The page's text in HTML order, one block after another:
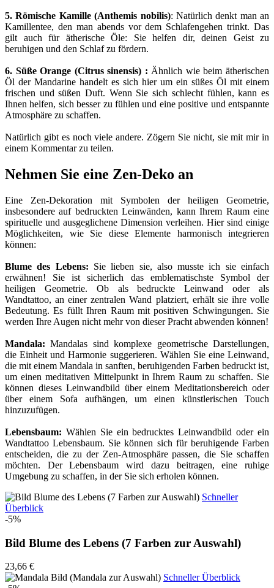
5. Römische Kamille (Anthemis nobilis): Natürlich denkt man an
Kamillentee, den man abends vor dem Schlafengehen trinkt. Das
gilt auch für ätherische Öle: Sie helfen dir, deinen Geist zu
beruhigen und den Schlaf zu fördern.
6. Süße Orange (Citrus sinensis) : Ähnlich wie beim ätherischen
Öl der Mandarine handelt es sich hier um ein süßes Öl mit einem
frischen und süßen Duft. Wenn Sie sich schlecht fühlen, kann es
Ihnen helfen, sich besser zu fühlen und eine positive und entspannte
Atmosphäre zu schaffen.
Natürlich gibt es noch viele andere. Zögern Sie nicht, sie mit mir in
einem Kommentar zu teilen.
Nehmen Sie eine Zen-Deko an
Eine Zen-Dekoration mit Symbolen der heiligen Geometrie,
insbesondere auf bedruckten Leinwänden, kann Ihrem Raum eine
spirituelle und ausgeglichene Dimension verleihen. Hier sind einige
Möglichkeiten, wie Sie diese Elemente harmonisch integrieren
können:
Blume des Lebens: Sie lieben sie, also musste ich sie einfach
erwähnen! Sie ist sicherlich das emblematischste Symbol der
heiligen Geometrie. Ob als bedruckte Leinwand oder als
Wandtattoo, an einer zentralen Wand platziert, erhält sie ihre volle
Bedeutung. Es füllt Ihren Raum mit positiven Schwingungen. Sie
werden Ihre Augen nicht mehr von dieser Pracht abwenden können!
Mandala: Mandalas sind komplexe geometrische Darstellungen,
die Einheit und Harmonie suggerieren. Wählen Sie eine Leinwand,
die mit einem Mandala in sanften, beruhigenden Farben bedruckt ist,
um einen meditativen Mittelpunkt in Ihrem Raum zu schaffen. Sie
können dieses Leinwandbild über einem Meditationsbereich oder
über einem Sofa aufhängen, um einen künstlerischen Touch
hinzuzufügen.
Lebensbaum: Wählen Sie ein bedrucktes Leinwandbild oder ein
Wandtattoo Lebensbaum. Sie können sich für beruhigende Farben
entscheiden, die zu der Zen-Atmosphäre passen, die Sie schaffen
möchten. Der Lebensbaum wird dazu beitragen, eine ruhige
Umgebung zu schaffen, in der Sie sich erholen können.
Schneller
Überblick
-5%
Bild Blume des Lebens (7 Farben zur Auswahl)
23,66 €
Schneller Überblick